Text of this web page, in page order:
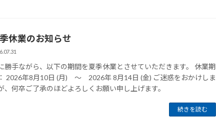
休業のお知らせ
勝手ながら、以下の期間を夏季休業とさせていただきます。 休業期
2026年8月10日 (月) ～ 2026年 8月14日 (金) ご迷惑をおかけしま
、何卒ご了承のほどよろしくお願い申し上げます。
続きを読む